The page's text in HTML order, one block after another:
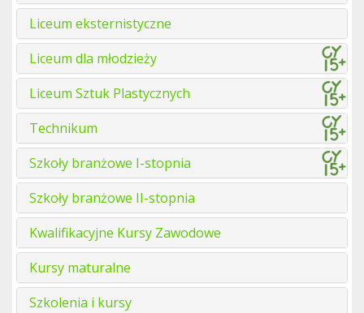
Liceum eksternistyczne
Liceum dla młodzieży
Liceum Sztuk Plastycznych
Technikum
Szkoły branżowe I-stopnia
Szkoły branżowe II-stopnia
Kwalifikacyjne Kursy Zawodowe
Kursy maturalne
Szkolenia i kursy